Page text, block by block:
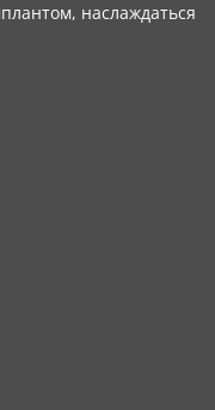
наслаждаться